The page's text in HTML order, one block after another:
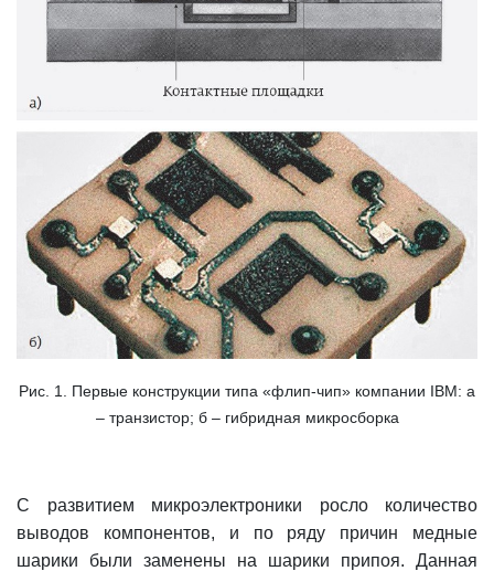
Рис. 1. Первые конструкции типа «флип-чип» компании IBM: а
– транзистор; б – гибридная микросборка
С развитием микроэлектроники росло количество
выводов компонентов, и по ряду причин медные
шарики были заменены на шарики припоя. Данная